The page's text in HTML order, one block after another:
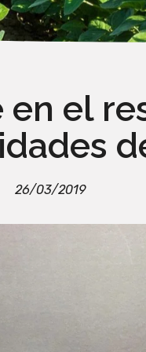
en el
26/03/2019